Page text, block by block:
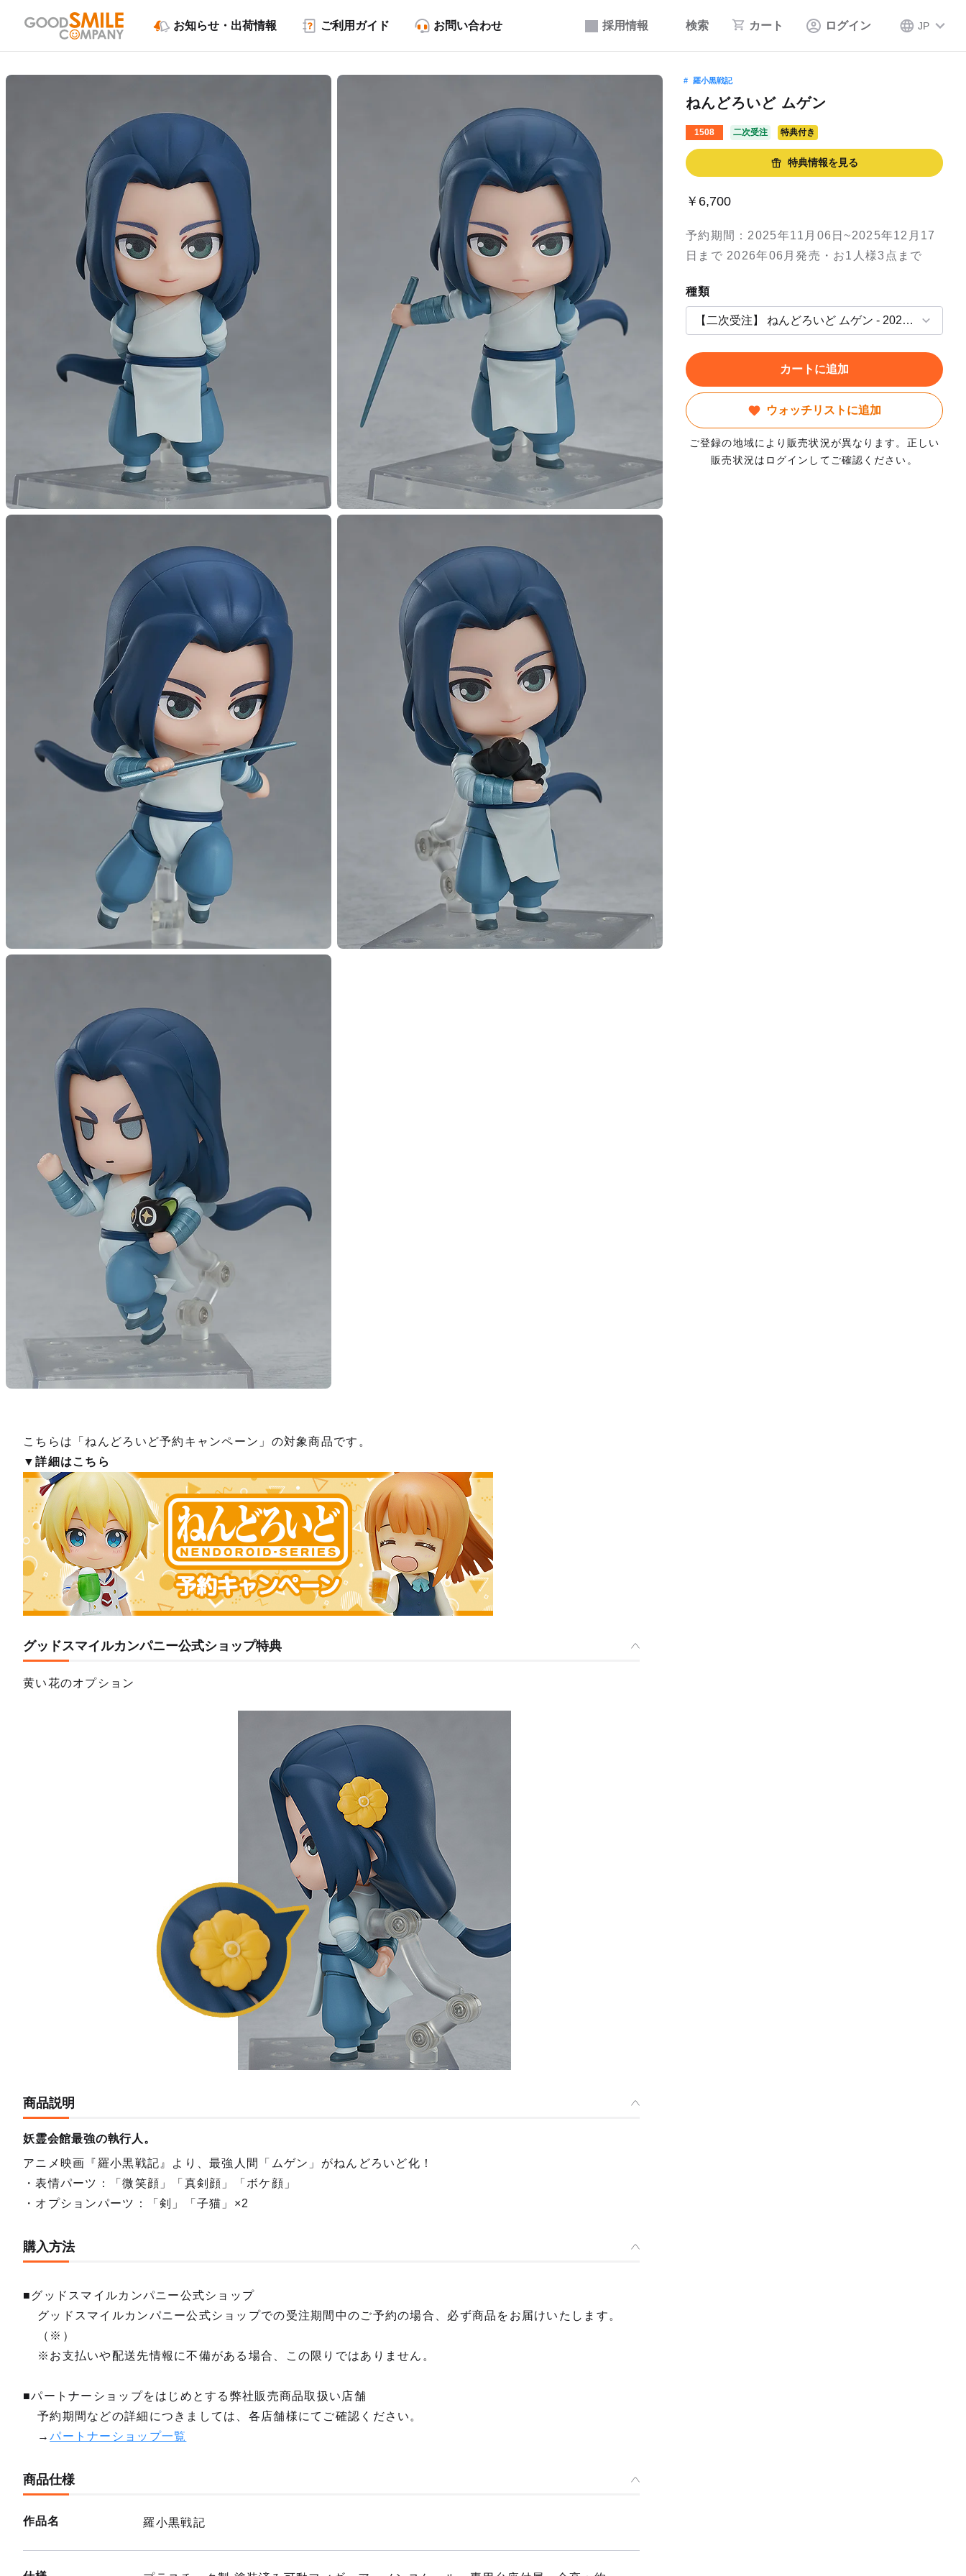
採用情報 検索 カート ログイン JP
お知らせ・出荷情報 ご利用ガイド お問い合わせ
羅小黒戦記
ねんどろいど ムゲン
1508 二次受注 特典付き
特典情報を見る
￥6,700
予約期間：2025年11月06日~2025年12月17
日まで 2026年06月発売・お1人様3点まで
種類
種類を選択
【二次受注】 ねんどろいど ムゲン - 2026年06月発売予定
予約期間：2025年11月06日~2025年12月17日まで
2026年06月発売・お1人様3点まで
【再販】 ねんどろいど ムゲン - 2026年06月発売予定
カートに追加
ウォッチリストに追加
ご登録の地域により販売状況が異なります。正しい
販売状況はログインしてご確認ください。
こちらは「ねんどろいど予約キャンペーン」の対象商品です。
▼詳細はこちら
グッドスマイルカンパニー公式ショップ特典
黄い花のオプション
商品説明
妖霊会館最強の執行人。
アニメ映画『羅小黒戦記』より、最強人間「ムゲン」がねんどろいど化！
・表情パーツ：「微笑顔」「真剣顔」「ボケ顔」
・オプションパーツ：「剣」「子猫」×2
購入方法
■グッドスマイルカンパニー公式ショップ
グッドスマイルカンパニー公式ショップでの受注期間中のご予約の場合、必ず商品をお届けいたします。
（※）
※お支払いや配送先情報に不備がある場合、この限りではありません。
■パートナーショップをはじめとする弊社販売商品取扱い店舗
予約期間などの詳細につきましては、各店舗様にてご確認ください。
→パートナーショップ一覧
商品仕様
作品名 羅小黒戦記